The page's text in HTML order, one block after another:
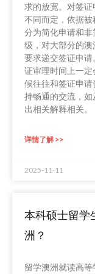
求的放宽。对签
不同而定，依据被
分为简化申请和
级，对大部分的
要求递交签证申
证审理时间上一
候往往和签证申
持畅通的交流，
出相关解释相关。
详情了解 >>
2025-11-11
本科硕士留学
洲？
留学澳洲就读高等